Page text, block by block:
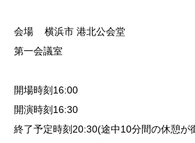
会場 横浜市 港北公会堂
第一会議室
開場時刻16:00
開演時刻16:30
終了予定時刻20:30(途中10分間の休憩が